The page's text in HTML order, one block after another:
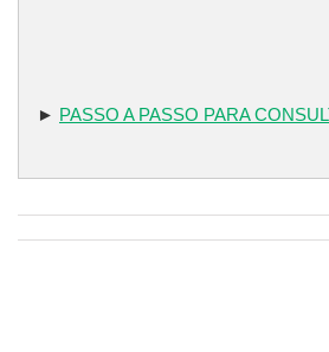
► PASSO A PASSO PARA